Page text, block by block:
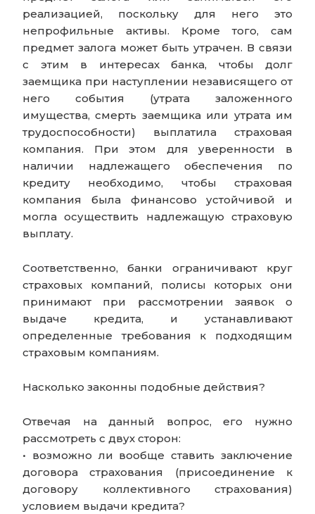
реализацией, поскольку для него это
непрофильные активы. Кроме того, сам
предмет залога может быть утрачен. В связи
с этим в интересах банка, чтобы долг
заемщика при наступлении независящего от
него события (утрата заложенного
имущества, смерть заемщика или утрата им
трудоспособности) выплатила страховая
компания. При этом для уверенности в
наличии надлежащего обеспечения по
кредиту необходимо, чтобы страховая
компания была финансово устойчивой и
могла осуществить надлежащую страховую
выплату.
Соответственно, банки ограничивают круг
страховых компаний, полисы которых они
принимают при рассмотрении заявок о
выдаче кредита, и устанавливают
определенные требования к подходящим
страховым компаниям.
Насколько законны подобные действия?
Отвечая на данный вопрос, его нужно
рассмотреть с двух сторон:
• возможно ли вообще ставить заключение
договора страхования (присоединение к
договору коллективного страхования)
условием выдачи кредита?